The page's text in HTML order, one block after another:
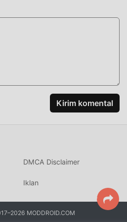
untuk Anda mainkan,
Kirim komental
DMCA Disclaimer
Iklan
MODDROID.COM